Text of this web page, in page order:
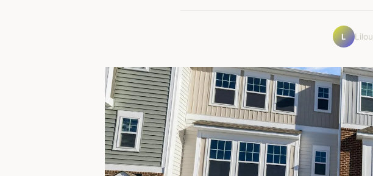
L Lilou